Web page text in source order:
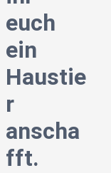
euch
ein
Haustie
r
anscha
fft.